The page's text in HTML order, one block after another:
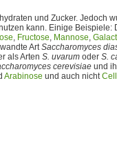
und Zucker. Jedoch
kann. Einige Beispiele:
, Fructose, Mannose,
ArtSaccharomyces
als Arten S. uvarum oder S.
cerevisiae und
Arabinose und auch nicht